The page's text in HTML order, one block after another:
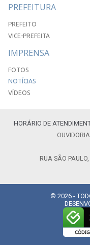
PREFEITURA
PREFEITO
VICE-PREFEITA
IMPRENSA
FOTOS
NOTÍCIAS
VÍDEOS
HORÁRIO DE
RUA SÃO
© 2026 -